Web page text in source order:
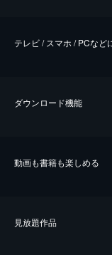
テレビ / スマホ / PCなど
ダウンロード機能
動画も書籍も楽しめる
⾒放題作品